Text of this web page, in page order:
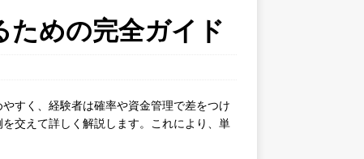
めの完全ガイド
すく、経験者は確率や資金管理で差をつけ
交えて詳しく解説します。これにより、単